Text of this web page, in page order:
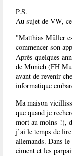
P.S.
Au sujet de VW,
"Matthias Müller
commencer son
Après quelques
de Munich (FH
avant de revenir
informatique
Ma maison
que quand je
mort au moins !),
j’ai le temps de
allemands. Dans
ciment et les